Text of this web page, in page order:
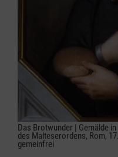
Das Brotwunder | Gemälde
des Malteserordens, Rom,
gemeinfrei